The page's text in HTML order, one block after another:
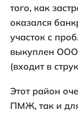
того, как
оказался
участок с
выкуплен
(входит в
Этот район
ПМЖ, так и